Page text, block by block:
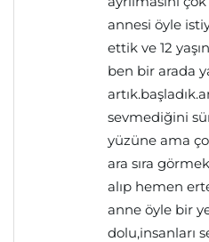
annesi öyle
ettik ve 12
ben bir arada
sevmediğini
yüzüne ama
ara sıra
alıp hemen
anne öyle bir
dolu,insanları